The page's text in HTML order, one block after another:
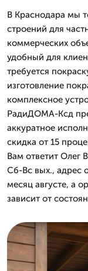
В Краснодара мы
строений для
коммерческих
удобный для
требуется
изготовление
комплексное
РадиДОМА-Ксд
аккуратное
скидка от 15
Вам ответит Олег
Сб-Вс вых., адрес
месяц августе, а
зависит от